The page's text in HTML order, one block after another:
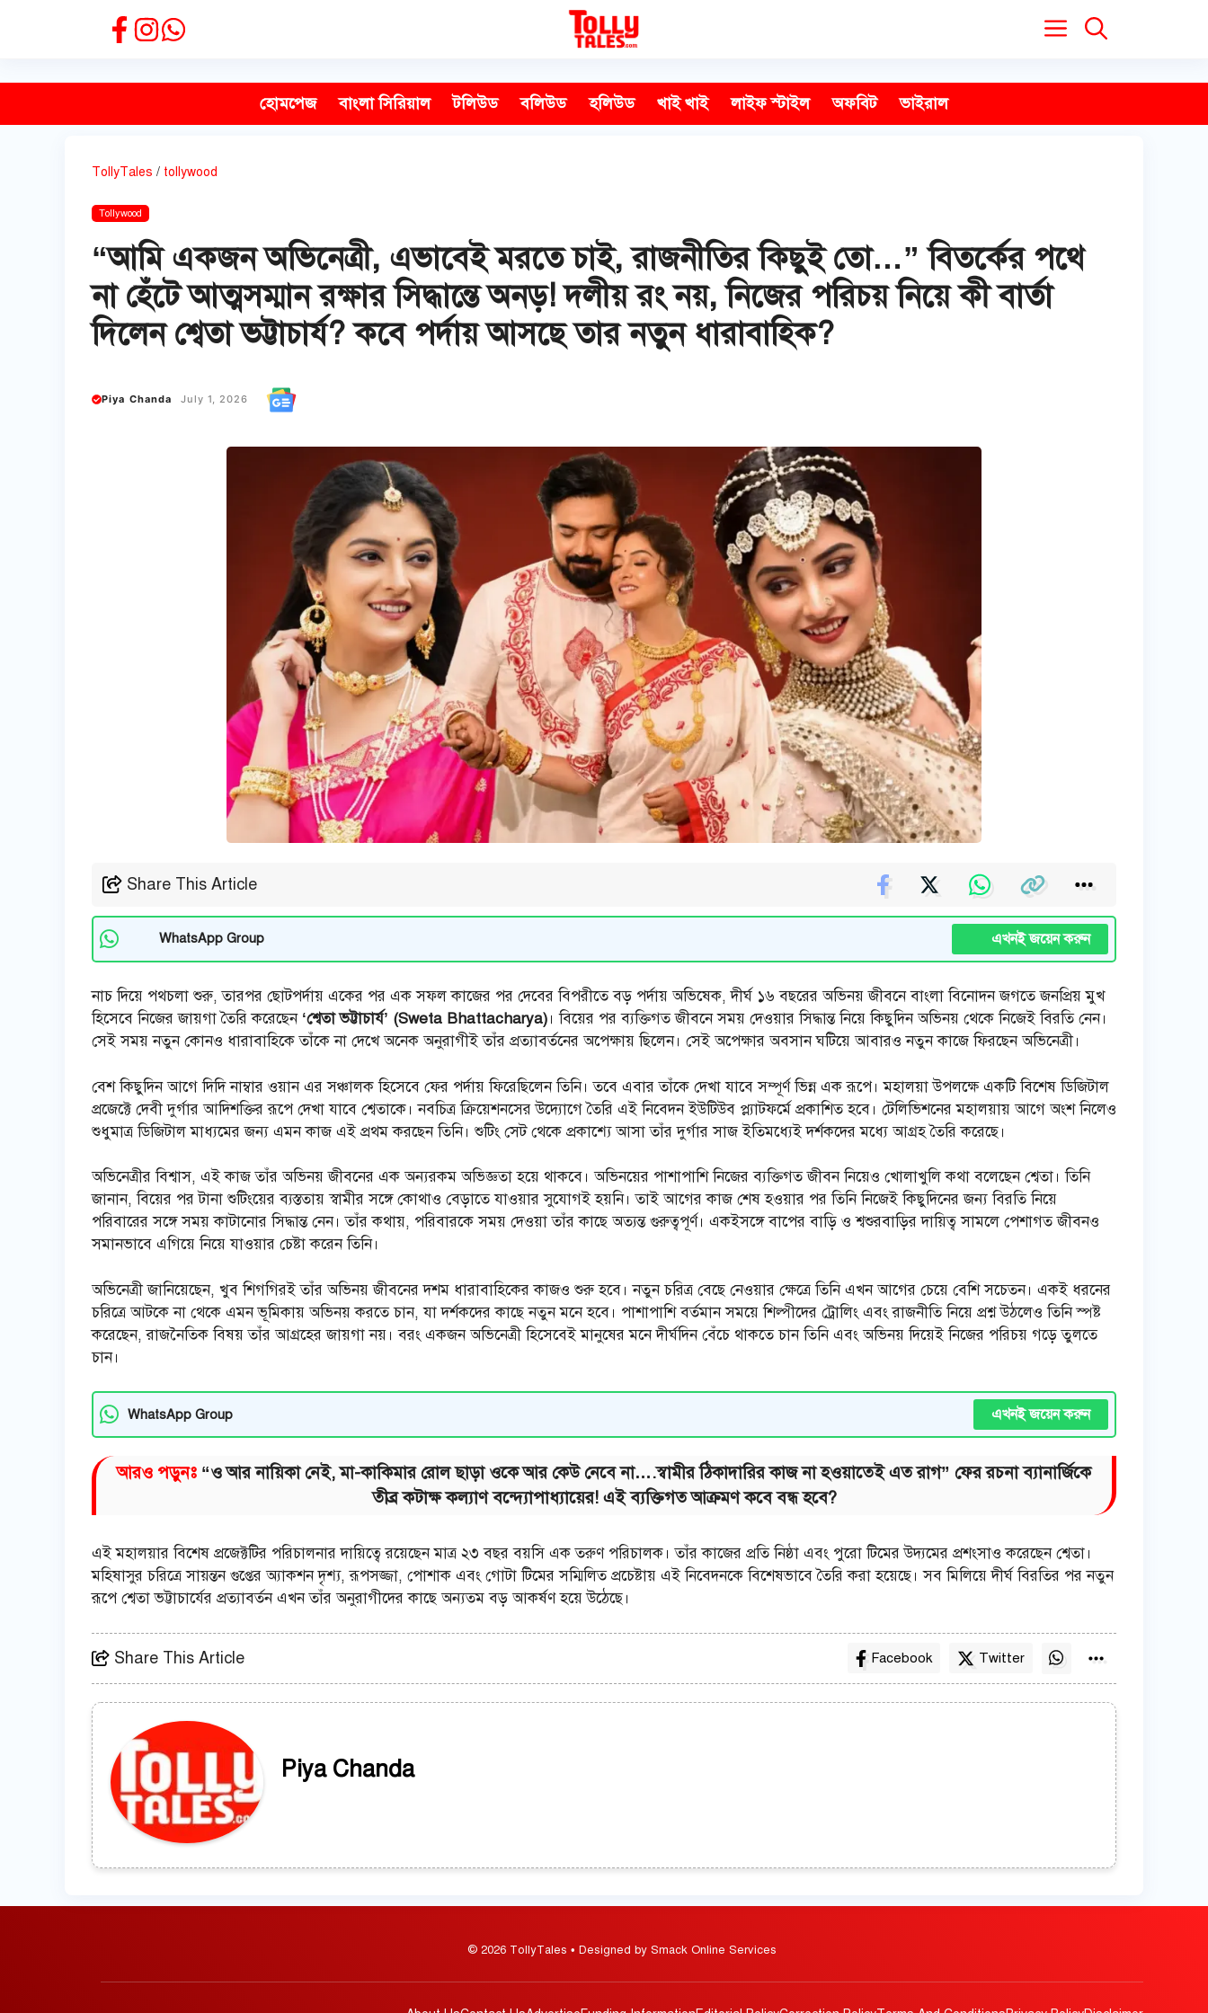
হোমপেজ বাংলা সিরিয়াল টলিউড বলিউড হলিউড খাই খাই লাইফ স্টাইল অফবিট ভাইরাল
TollyTales / tollywood
Tollywood
“আমি একজন অভিনেত্রী, এভাবেই মরতে চাই, রাজনীতির কিছুই তো…” বিতর্কের পথে
না হেঁটে আত্মসম্মান রক্ষার সিদ্ধান্তে অনড়! দলীয় রং নয়, নিজের পরিচয় নিয়ে কী বার্তা
দিলেন শ্বেতা ভট্টাচার্য? কবে পর্দায় আসছে তার নতুন ধারাবাহিক?
Piya Chanda July 1, 2026
Share This Article
WhatsApp Group এখনই জয়েন করুন
নাচ দিয়ে পথচলা শুরু, তারপর ছোটপর্দায় একের পর এক সফল কাজের পর দেবের বিপরীতে বড় পর্দায় অভিষেক, দীর্ঘ ১৬ বছরের অভিনয় জীবনে বাংলা বিনোদন জগতে জনপ্রিয় মুখ
হিসেবে নিজের জায়গা তৈরি করেছেন‘শ্বেতা ভট্টাচার্য’ (Sweta Bhattacharya)। বিয়ের পর ব্যক্তিগত জীবনে সময় দেওয়ার সিদ্ধান্ত নিয়ে কিছুদিন অভিনয় থেকে নিজেই বিরতি নেন।
সেই সময় নতুন কোনও ধারাবাহিকে তাঁকে না দেখে অনেক অনুরাগীই তাঁর প্রত্যাবর্তনের অপেক্ষায় ছিলেন। সেই অপেক্ষার অবসান ঘটিয়ে আবারও নতুন কাজে ফিরছেন অভিনেত্রী।
বেশ কিছুদিন আগে দিদি নাম্বার ওয়ান এর সঞ্চালক হিসেবে ফের পর্দায় ফিরেছিলেন তিনি। তবে এবার তাঁকে দেখা যাবে সম্পূর্ণ ভিন্ন এক রূপে। মহালয়া উপলক্ষে একটি বিশেষ ডিজিটাল
প্রজেক্টে দেবী দুর্গার আদিশক্তির রূপে দেখা যাবে শ্বেতাকে। নবচিত্র ক্রিয়েশনসের উদ্যোগে তৈরি এই নিবেদন ইউটিউব প্ল্যাটফর্মে প্রকাশিত হবে। টেলিভিশনের মহালয়ায় আগে অংশ নিলেও
শুধুমাত্র ডিজিটাল মাধ্যমের জন্য এমন কাজ এই প্রথম করছেন তিনি। শুটিং সেট থেকে প্রকাশ্যে আসা তাঁর দুর্গার সাজ ইতিমধ্যেই দর্শকদের মধ্যে আগ্রহ তৈরি করেছে।
অভিনেত্রীর বিশ্বাস, এই কাজ তাঁর অভিনয় জীবনের এক অন্যরকম অভিজ্ঞতা হয়ে থাকবে। অভিনয়ের পাশাপাশি নিজের ব্যক্তিগত জীবন নিয়েও খোলাখুলি কথা বলেছেন শ্বেতা। তিনি
জানান, বিয়ের পর টানা শুটিংয়ের ব্যস্ততায় স্বামীর সঙ্গে কোথাও বেড়াতে যাওয়ার সুযোগই হয়নি। তাই আগের কাজ শেষ হওয়ার পর তিনি নিজেই কিছুদিনের জন্য বিরতি নিয়ে
পরিবারের সঙ্গে সময় কাটানোর সিদ্ধান্ত নেন। তাঁর কথায়, পরিবারকে সময় দেওয়া তাঁর কাছে অত্যন্ত গুরুত্বপূর্ণ। একইসঙ্গে বাপের বাড়ি ও শ্বশুরবাড়ির দায়িত্ব সামলে পেশাগত জীবনও
সমানভাবে এগিয়ে নিয়ে যাওয়ার চেষ্টা করেন তিনি।
অভিনেত্রী জানিয়েছেন, খুব শিগগিরই তাঁর অভিনয় জীবনের দশম ধারাবাহিকের কাজও শুরু হবে। নতুন চরিত্র বেছে নেওয়ার ক্ষেত্রে তিনি এখন আগের চেয়ে বেশি সচেতন। একই ধরনের
চরিত্রে আটকে না থেকে এমন ভূমিকায় অভিনয় করতে চান, যা দর্শকদের কাছে নতুন মনে হবে। পাশাপাশি বর্তমান সময়ে শিল্পীদের ট্রোলিং এবং রাজনীতি নিয়ে প্রশ্ন উঠলেও তিনি স্পষ্ট
করেছেন, রাজনৈতিক বিষয় তাঁর আগ্রহের জায়গা নয়। বরং একজন অভিনেত্রী হিসেবেই মানুষের মনে দীর্ঘদিন বেঁচে থাকতে চান তিনি এবং অভিনয় দিয়েই নিজের পরিচয় গড়ে তুলতে
চান।
WhatsApp Group এখনই জয়েন করুন
আরও পড়ুনঃ “ও আর নায়িকা নেই, মা-কাকিমার রোল ছাড়া ওকে আর কেউ নেবে না….স্বামীর ঠিকাদারির কাজ না হওয়াতেই এত রাগ” ফের রচনা ব্যানার্জিকে
তীব্র কটাক্ষ কল্যাণ বন্দ্যোপাধ্যায়ের! এই ব্যক্তিগত আক্রমণ কবে বন্ধ হবে?
এই মহালয়ার বিশেষ প্রজেক্টটির পরিচালনার দায়িত্বে রয়েছেন মাত্র ২৩ বছর বয়সি এক তরুণ পরিচালক। তাঁর কাজের প্রতি নিষ্ঠা এবং পুরো টিমের উদ্যমের প্রশংসাও করেছেন শ্বেতা।
মহিষাসুর চরিত্রে সায়ন্তন গুপ্তের অ্যাকশন দৃশ্য, রূপসজ্জা, পোশাক এবং গোটা টিমের সম্মিলিত প্রচেষ্টায় এই নিবেদনকে বিশেষভাবে তৈরি করা হয়েছে। সব মিলিয়ে দীর্ঘ বিরতির পর নতুন
রূপে শ্বেতা ভট্টাচার্যের প্রত্যাবর্তন এখন তাঁর অনুরাগীদের কাছে অন্যতম বড় আকর্ষণ হয়ে উঠেছে।
Share This Article Facebook Twitter
Piya Chanda
© 2026 TollyTales • Designed by Smack Online Services